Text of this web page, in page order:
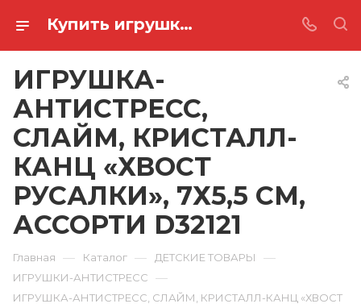
Купить игрушка-антистресс, слайм, кристалл-канц «хвост русалки», 7х5,5 см, ассорти D32121 в Ростове-на-Дону
ИГРУШКА-
АНТИСТРЕСС,
СЛАЙМ, КРИСТАЛЛ-
КАНЦ «ХВОСТ
РУСАЛКИ», 7Х5,5 СМ,
АССОРТИ D32121
Главная — Каталог — ДЕТСКИЕ ТОВАРЫ —
ИГРУШКИ-АНТИСТРЕСС —
ИГРУШКА-АНТИСТРЕСС, СЛАЙМ, КРИСТАЛЛ-КАНЦ «ХВОСТ